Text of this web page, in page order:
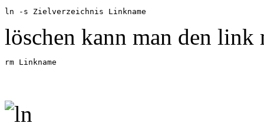
ln -s Zielverzeichnis Linkname
löschen kann man den link
rm Linkname